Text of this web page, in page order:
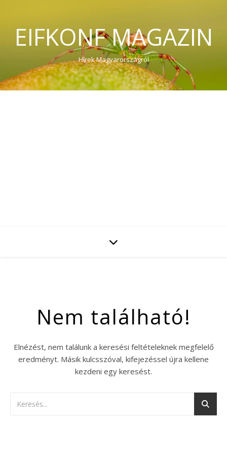
EIFKONF MAGAZIN
Hírek Magyarországról
Nem található!
Elnézést, nem találunk a keresési feltételeknek megfelelő
eredményt. Másik kulcsszóval, kifejezéssel újra kellene
kezdeni egy keresést.